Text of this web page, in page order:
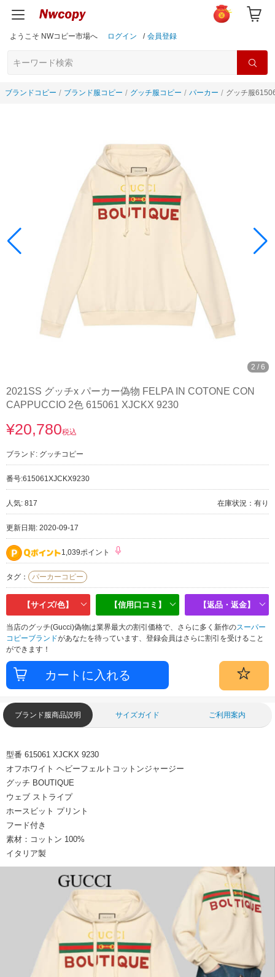
ようこそ NWコピー市場へ ログイン / 会員登録
ブランドコピー ブランド服コピー グッチ服コピー パーカー グッチ服
3 / 6
2021SS グッチx パーカー偽物 FELPA IN COTONE CON
CAPPUCCIO 2色 615061 XJCKX 9230
¥20,780税込
ブランド: グッチコピー
番号:615061XJCKX9230
人気: 817 在庫状況：有り
更新日期: 2020-09-17
1,039ポイント
タグ： パーカーコピー
【サイズ/色】 【信用口コミ】 【返品・返金】
当店のグッチ(Gucci)偽物は業界最大の割引価格で、さらに多く新作のスーパー
コピーブランドがあなたを待っています、登録会員はさらに割引を受けること
ができます！
ブランド服商品説明 サイズガイド ご利用案内
型番 615061 XJCKX 9230
オフホワイト ヘビーフェルトコットンジャージー
グッチ BOUTIQUE
ウェブ ストライプ
ホースビット プリント
フード付き
素材：コットン 100%
イタリア製